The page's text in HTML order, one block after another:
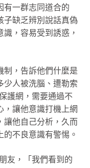
有一群志同道合的
子缺乏辨別說話真偽
，容易受到誘惑，
制，告訴他們什麼是
少人被洗腦、遭勒索
護網，需要通過不
，讓他意識打機上網
讓他自己分析，久而
不良意識有警惕。
友，「我們看到的